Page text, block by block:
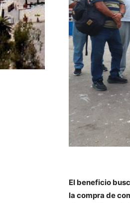
El beneficio
la compra de